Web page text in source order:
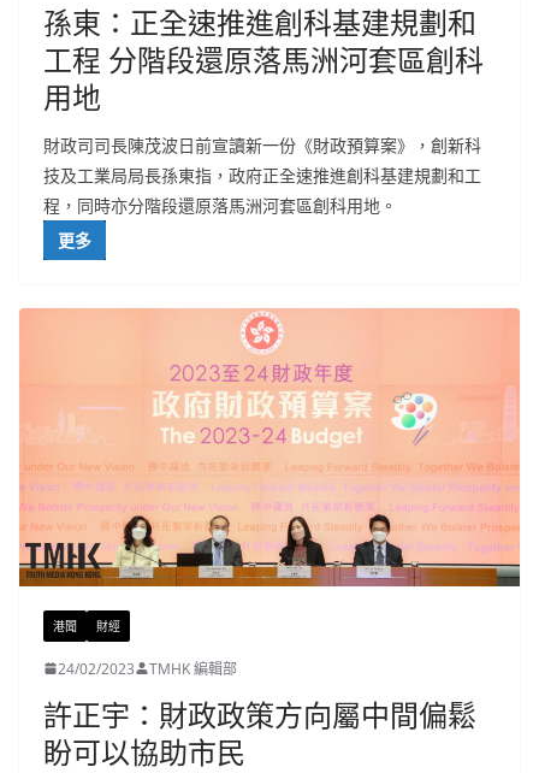
孫東：正全速推進創科基建規劃和
工程 分階段還原落馬洲河套區創科
用地
財政司司長陳茂波日前宣讀新一份《財政預算案》，創新科
技及工業局局長孫東指，政府正全速推進創科基建規劃和工
程，同時亦分階段還原落馬洲河套區創科用地。
更多
港聞 財經
24/02/2023 TMHK 編輯部
許正宇：財政政策方向屬中間偏鬆
盼可以協助市民